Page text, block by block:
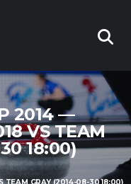
2014 —
VS TEAM
18:00)